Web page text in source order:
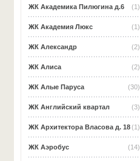
(1)
ЖК Академика Пилюгина д.6
(1)
ЖК Академия Люкс
(2)
ЖК Александр
(2)
ЖК Алиса
(30)
ЖК Алые Паруса
(3)
ЖК Английский квартал
(1)
ЖК Архитектора Власова д. 18
(14)
ЖК Аэробус